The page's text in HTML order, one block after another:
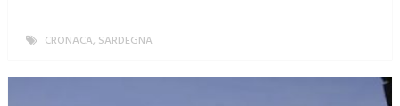
CRONACA, SARDEGNA